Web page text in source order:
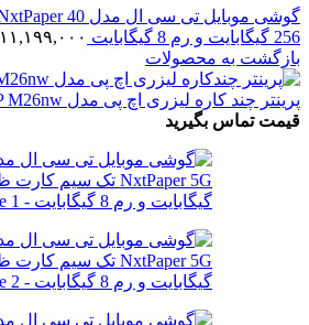
256 گیگابایت و رم 8 گیگابایت
۱۱,۱۹۹,۰۰۰
بازگشت به محصولات
پرینتر چند کاره لیزری اچ پی مدل LaserJet Pro MFP M26nw
قیمت تماس بگیرید